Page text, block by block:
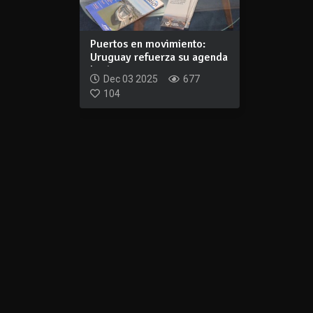
Puertos en movimiento:
Uruguay refuerza su agenda
logística...
Dec 03 2025
677
104